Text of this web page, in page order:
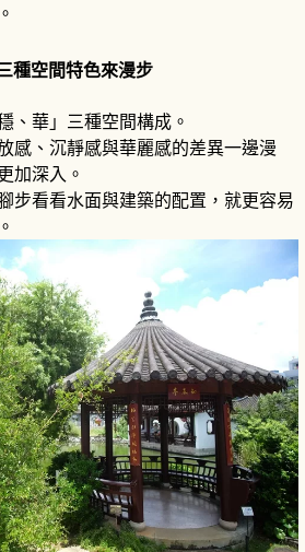
種空間特色來漫步
、華」三種空間構成。
感、沉靜感與華麗感的差異一邊漫
加深入。
步看看水面與建築的配置，就更容易